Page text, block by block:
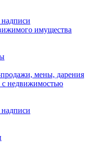
имущества
мены, дарения
недвижимостью